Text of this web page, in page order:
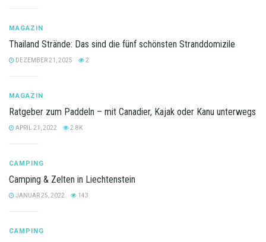
MAGAZIN
Thailand Strände: Das sind die fünf schönsten Stranddomizile
DEZEMBER 21, 2025 2
MAGAZIN
Ratgeber zum Paddeln – mit Canadier, Kajak oder Kanu unterwegs
APRIL 21, 2022 2.8K
CAMPING
Camping & Zelten in Liechtenstein
JANUAR 25, 2022 143
CAMPING